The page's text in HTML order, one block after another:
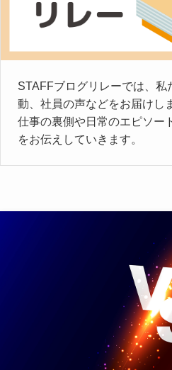
STAFFブログリレーでは、私
動、社員の声などをお届けし
仕事の裏側や日常のエピソー
をお伝えしていきます。